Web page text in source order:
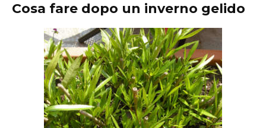
Cosa fare dopo un inverno gelido